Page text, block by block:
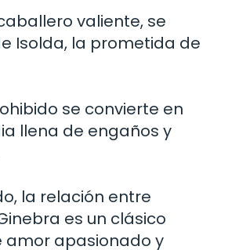
valiente, se
Isolda, la prometida de
se convierte en
llena de engaños y
la relación entre
es un clásico
amor apasionado y